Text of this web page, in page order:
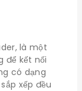
là một
để kết nối
có dạng
xếp đều